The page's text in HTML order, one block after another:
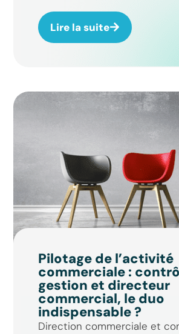
Lire la suite
Pilotage de l’activité
commerciale :
gestion et directeur
commercial, le duo
indispensable ?
Direction commerciale et